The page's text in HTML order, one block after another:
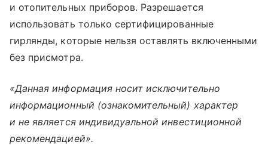
и отопительных приборов. Разрешается
использовать только сертифицированные
гирлянды, которые нельзя оставлять включенными
без присмотра.
«Данная информация носит исключительно
информационный (ознакомительный) характер
и не является индивидуальной инвестиционной
рекомендацией».